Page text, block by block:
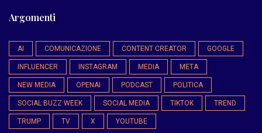
Argomenti
AI COMUNICAZIONE CONTENT CREATOR GOOGLE
INFLUENCER INSTAGRAM MEDIA META
NEW MEDIA OPENAI PODCAST POLITICA
SOCIAL BUZZ WEEK SOCIAL MEDIA TIKTOK TREND
TRUMP TV X YOUTUBE